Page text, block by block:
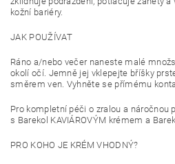
kožní bariéry.
JAK POUŽÍVAT
Ráno a/nebo večer naneste malé
okolí očí. Jemně jej vklepejte bříšky
směrem ven. Vyhněte se přímému
Pro kompletní péči o zralou a náročnou
s Barekol KAVIÁROVÝM krémem a
PRO KOHO JE KRÉM VHODNÝ?